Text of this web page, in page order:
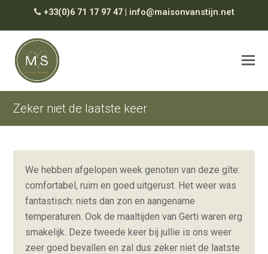
+33(0)6 71 17 97 47| info@maisonvanstijn.net
Zeker niet de laatste keer
We hebben afgelopen week genoten van deze gîte:
comfortabel, ruim en goed uitgerust. Het weer was
fantastisch: niets dan zon en aangename
temperaturen. Ook de maaltijden van Gerti waren erg
smakelijk. Deze tweede keer bij jullie is ons weer
zeer goed bevallen en zal dus zeker niet de laatste